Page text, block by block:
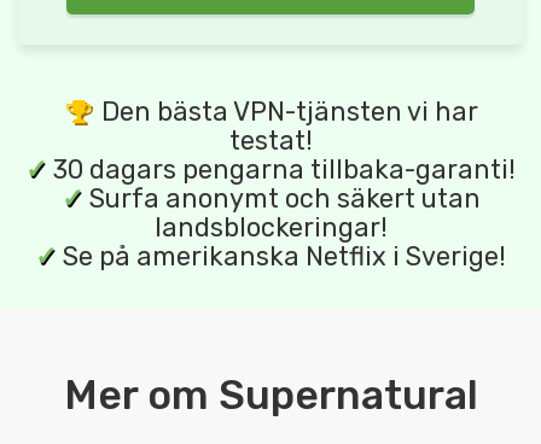
Den bästa VPN-tjänsten vi har
testat!
✓ 30 dagars pengarna tillbaka-garanti!
✓ Surfa anonymt och säkert utan
landsblockeringar!
✓ Se på amerikanska Netflix i Sverige!
Mer om Supernatural